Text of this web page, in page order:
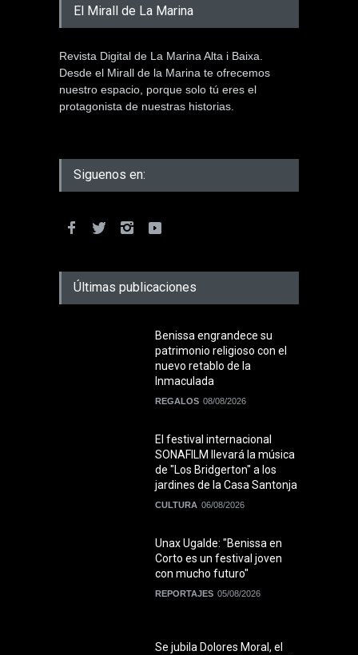
El Mirall de La Marina
Revista Digital de La Marina Alta i Baixa.
Desde el Mirall de la Marina te ofrecemos
nuestro espacio, porque solo tú eres el
protagonista de nuestras historias.
Siguenos en:
Últimas publicaciones
Benissa engrandece su
patrimonio religioso con el
nuevo retablo de la
Inmaculada
REGALOS 08/08/2026
El festival internacional
SONAFILM llevará la música
de "Los Bridgerton" a los
jardines de la Casa Santonja
CULTURA 06/08/2026
Unax Ugalde: "Benissa en
Corto es un festival joven
con mucho futuro"
REPORTAJES 05/08/2026
Se jubila Dolores Moral, el